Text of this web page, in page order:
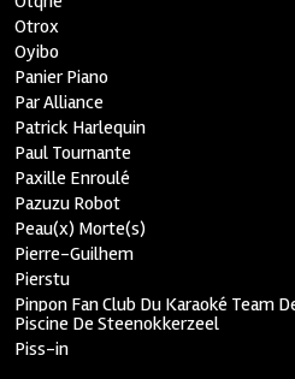
Otrox
Oyibo
Panier Piano
Par Alliance
Patrick Harlequin
Paul Tournante
Paxille Enroulé
Pazuzu Robot
Peau(x) Morte(s)
Pierre-Guilhem
Pierstu
Pinpon Fan Club Du Karaoké Team
Piscine De Steenokkerzeel
Piss-in